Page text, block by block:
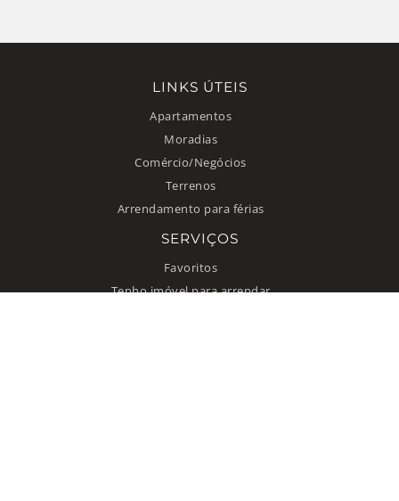
LINKS ÚTEIS
Apartamentos
Moradias
Comércio/Negócios
Terrenos
Arrendamento para férias
SERVIÇOS
Favoritos
Tenho imóvel para arrendar